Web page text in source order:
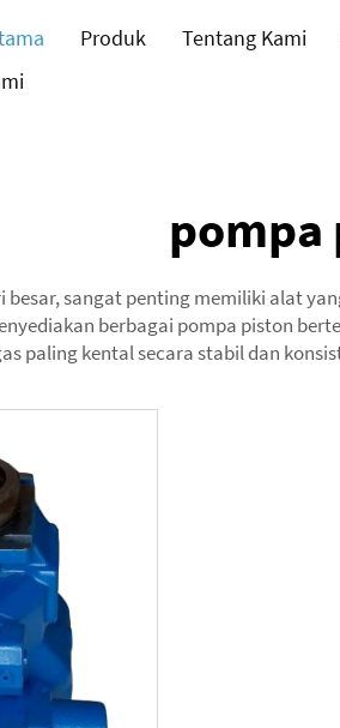
Produk Tentang Kami
sangat penting memiliki alat
berbagai pompa piston
paling kental secara stabil dan